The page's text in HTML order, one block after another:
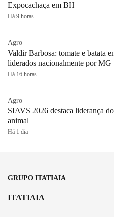
Expocachaça em BH
Há 9 horas
Agro
Valdir Barbosa: tomate e batata
liderados nacionalmente por MG
Há 16 horas
Agro
SIAVS 2026 destaca liderança
animal
Há 1 dia
GRUPO ITATIAIA
ITATIAIA